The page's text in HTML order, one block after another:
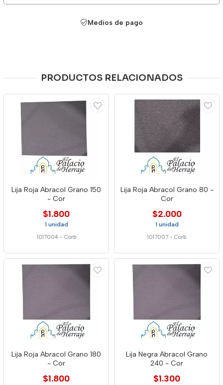
Medios de pago
PRODUCTOS RELACIONADOS
Lija Roja Abracol Grano 150
- Cor
$1.800
1 unidad
1017004 - Corb
Lija Roja Abracol Grano 80 -
Cor
$2.000
1 unidad
1017007 - Corb
Lija Roja Abracol Grano 180
- Cor
$1.800
Lija Negra Abracol Grano
240 - Cor
$1.300